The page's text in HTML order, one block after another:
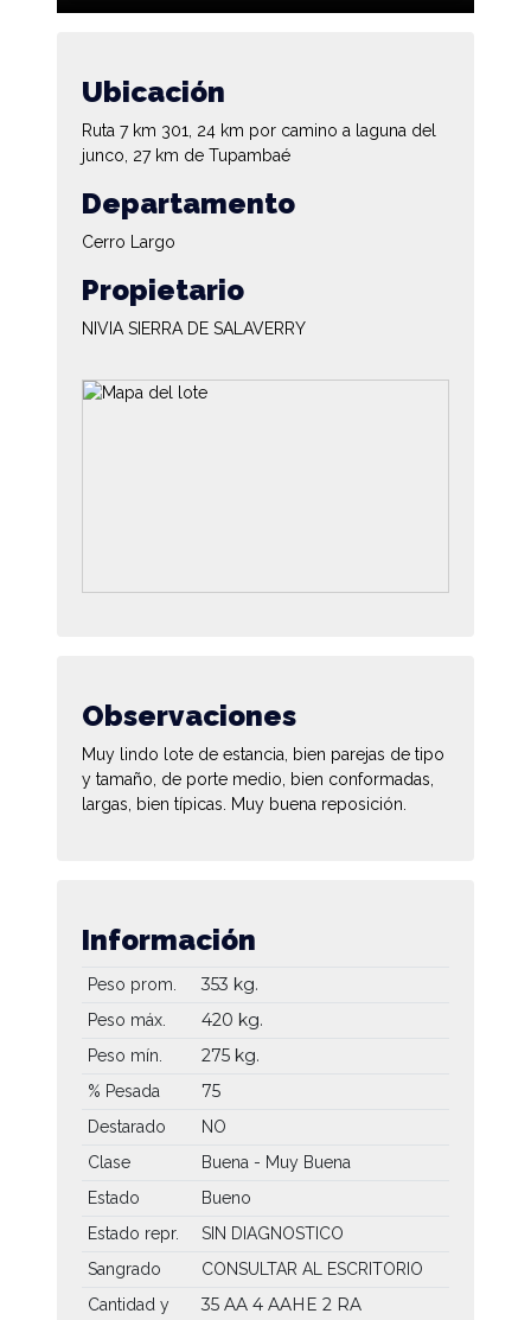
Ubicación
Ruta 7 km 301, 24 km por camino a laguna del
junco, 27 km de Tupambaé
Departamento
Cerro Largo
Propietario
NIVIA SIERRA DE SALAVERRY
Observaciones
Muy lindo lote de estancia, bien parejas de tipo
y tamaño, de porte medio, bien conformadas,
largas, bien típicas. Muy buena reposición.
Información
Peso prom. 353 kg.
Peso máx. 420 kg.
Peso mín. 275 kg.
% Pesada 75
Destarado
NO
Clase
Buena - Muy Buena
Estado
Bueno
Estado repr.
SIN DIAGNOSTICO
Sangrado
CONSULTAR AL ESCRITORIO
Cantidad y
35 AA 4 AAHE 2 RA